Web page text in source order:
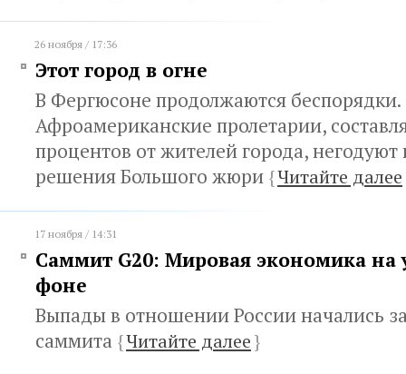
26 ноября / 17:36
Этот город в огне
В Фергюсоне продолжаются беспорядки.
Афроамериканские пролетарии,
процентов от жителей города, негодуют
решения Большого жюри {Читайте далее
17 ноября / 14:31
Саммит G20: Мировая экономика на
фоне
Выпады в отношении России начались
саммита {Читайте далее}